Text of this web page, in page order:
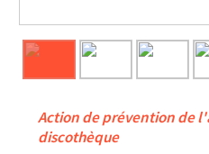
Action de prévention de
discothèque